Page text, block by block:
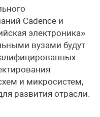
Cadence и
электроника»
вузами будут
и микросистем,
развития отрасли.